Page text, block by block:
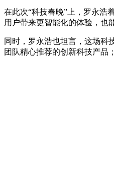
在此次“科技春晚”上，罗永浩
用户带来更智能化的体验，也
同时，罗永浩也坦言，这场科
团队精心推荐的创新科技产品